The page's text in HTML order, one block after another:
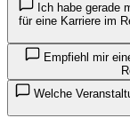
Ich habe gerade meinen Abschluss gemacht und interessiere mich
für eine Karriere im
Empfiehl mir einen Podcast, der aktuelle Entwicklungen in KI im